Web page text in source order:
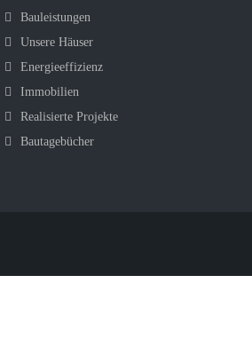
Bauleistungen
Unsere Häuser
Energieeffizienz
Immobilien
Realisierte Projekte
Bautagebücher